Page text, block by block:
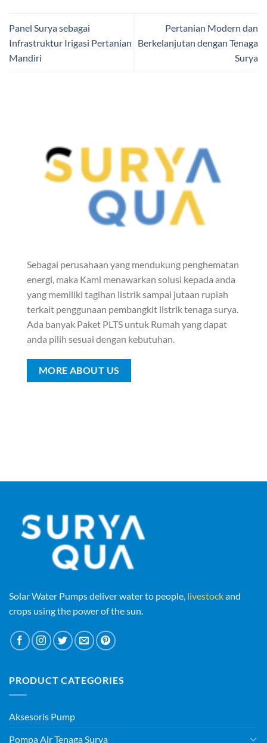
Panel Surya sebagai
Infrastruktur Irigasi Pertanian
Mandiri
Pertanian Modern dan
Berkelanjutan dengan Tenaga
Surya
Sebagai perusahaan yang mendukung penghematan
energi, maka Kami menawarkan solusi kepada anda
yang memiliki tagihan listrik sampai jutaan rupiah
terkait penggunaan pembangkit listrik tenaga surya.
Ada banyak Paket PLTS untuk Rumah yang dapat
anda pilih sesuai dengan kebutuhan.
MORE ABOUT US
Solar Water Pumps deliver water to people, livestockand
crops using the power of the sun.
PRODUCT CATEGORIES
Aksesoris Pump
Pompa Air Tenaga Surya